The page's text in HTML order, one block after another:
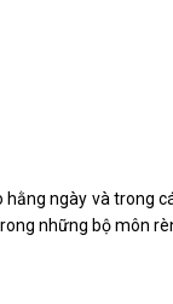
ngày và trong
những bộ môn